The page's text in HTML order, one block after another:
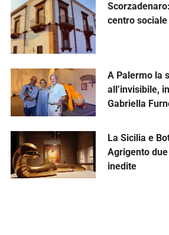
centro
A Palermo la
all’invisibile,
Gabriella
La Sicilia e
Agrigento
inedite